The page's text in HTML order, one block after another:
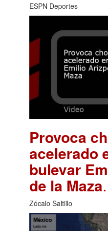
ESPN Deportes
Provoca
acelerado
bulevar
de la Maza
Zócalo Saltillo